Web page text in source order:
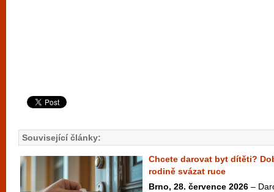
Související články:
Chcete darovat byt dítěti?
rodině svázat ruce
Brno, 28. července 2026 –